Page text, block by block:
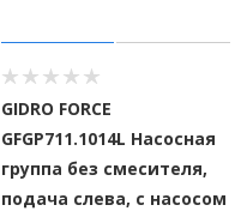
GIDRO FORCE
GFGP711.1014L Насосная
группа без смесителя,
подача слева, с насосом